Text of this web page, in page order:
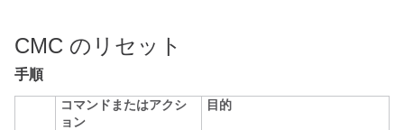
CMC のリセット
手順
コマンドまたはアクシ
ョン
目的